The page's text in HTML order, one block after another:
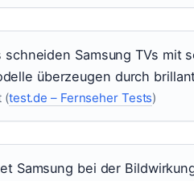
schneiden Samsung TVs
überzeugen durch
(test.de – Fernseher Tests)
Samsung bei der